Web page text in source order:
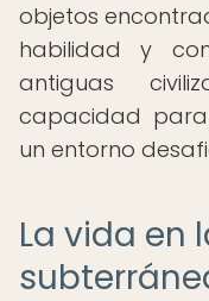
objetos
habilidad y
antiguas
capacidad
un entorno
La vida en